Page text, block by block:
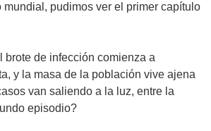
pudimos ver el primer capítulo
brote de infección comienza a
y la masa de la población vive ajena
van saliendo a la luz, entre la
episodio?